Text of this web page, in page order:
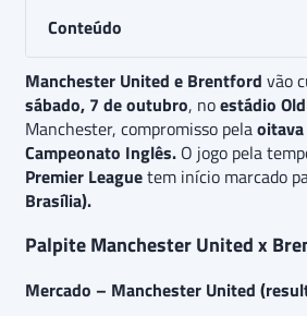
Conteúdo
Manchester United e Brentford vão
sábado, 7 de outubro, noestádio
Manchester, compromisso pela
Campeonato Inglês. O jogo pela
Premier Leaguetem início marcado
Brasília).
Palpite Manchester United x
Mercado – Manchester United